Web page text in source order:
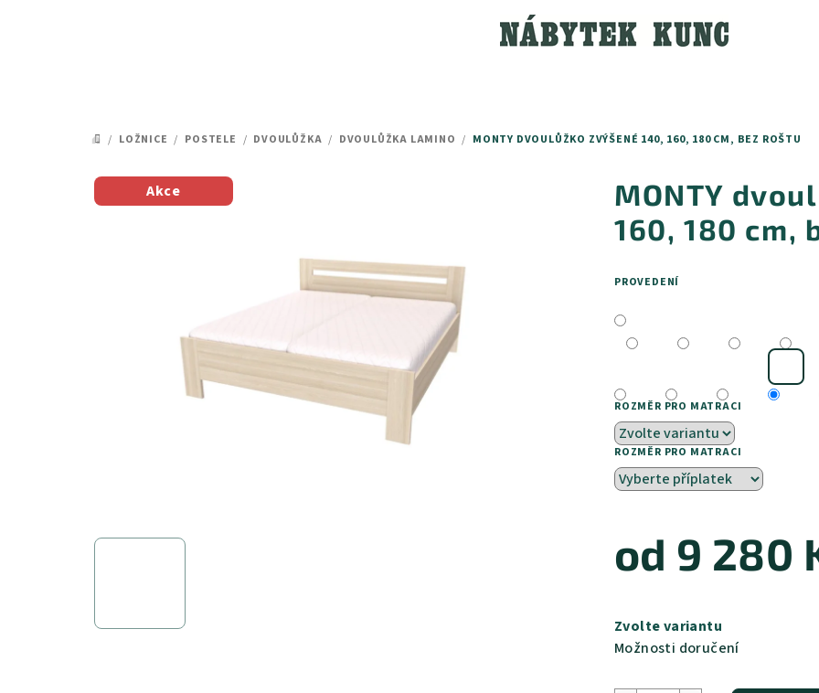
DOMŮ
/ LOŽNICE / POSTELE / DVOULŮŽKA / DVOULŮŽKA LAMINO / MONTY DVOULŮŽKO ZVÝŠENÉ 140, 160, 180 CM, BEZ ROŠTU
MONTY
160, 180 cm,
PROVEDENÍ
ROZMĚR PRO MATRACI
ROZMĚR PRO MATRACI
od 9 280
cena:
Zvolte variantu
Možnosti doručení
Akce